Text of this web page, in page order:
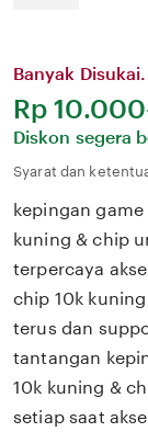
Banyak
Harga:
Rp
Diskon segera
Syarat dan
kepingan
kuning & chip
terpercaya
chip 10k
terus dan
tantangan
10k kuning &
setiap saat